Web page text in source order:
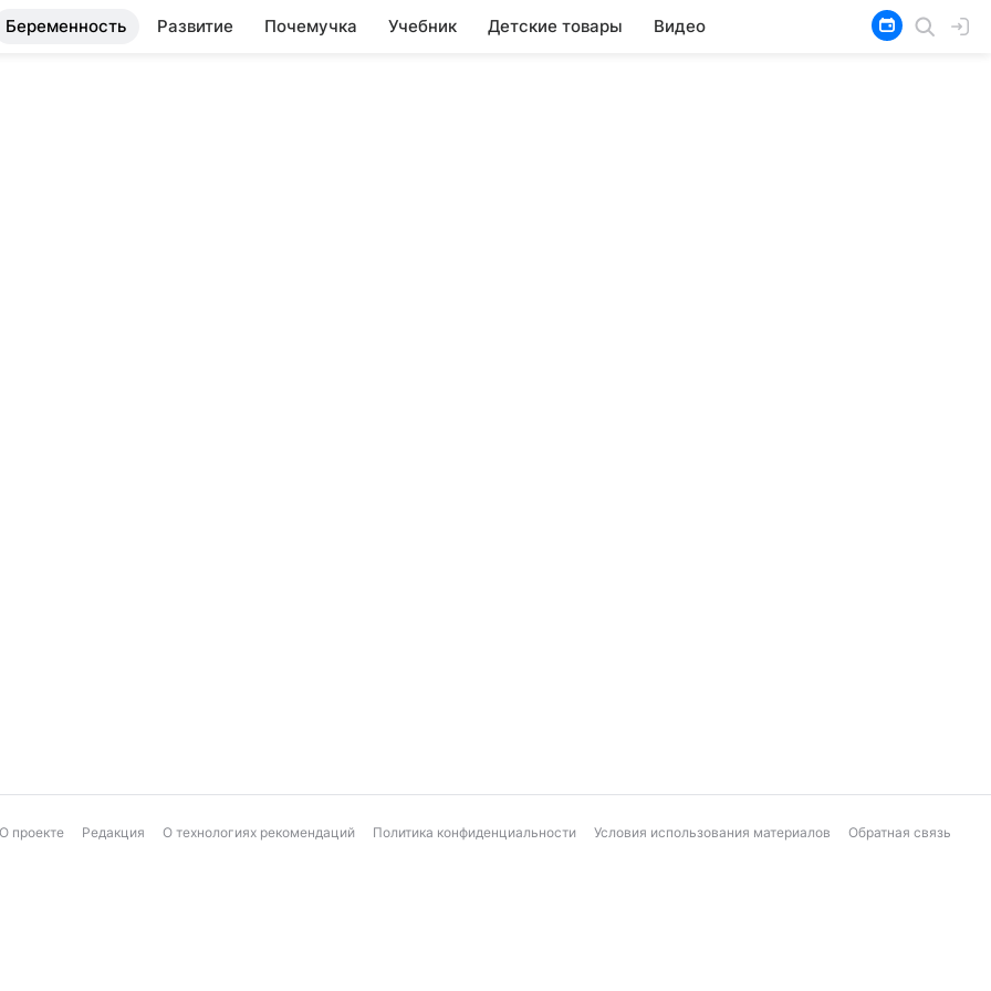
Беременность Развитие Почемучка Учебник Детские товары Видео
О проекте Редакция О технологиях рекомендаций Политика конфиденциальности Условия использования материалов Обратная связь